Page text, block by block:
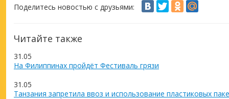
Поделитесь новостью с друзьями:
Читайте также
31.05
На Филиппинах пройдёт Фестиваль грязи
31.05
Танзания запретила ввоз и использование пластиковых